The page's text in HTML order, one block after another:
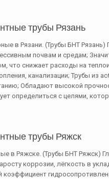
трубы Рязань
в Рязани. (Трубы БНТ
почвам и средам;
что снижает расходы на
канализации; Трубы из
Обладают высокой
определиться с целями,
трубы Ряжск
в Ряжске. (Трубы БНТ Ряжск)
коррозии, лёгкость в